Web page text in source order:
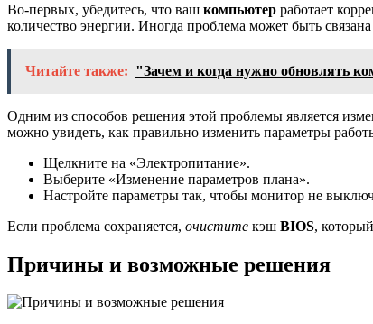
Во-первых, убедитесь, что ваш компьютер работает
количество энергии. Иногда проблема может быть
Читайте также: "Зачем и когда нужно обновлять
Одним из способов решения этой проблемы является
можно увидеть, как правильно изменить параметры
Щелкните на «Электропитание».
Выберите «Изменение параметров плана».
Настройте параметры так, чтобы монитор не
Если проблема сохраняется, очистите кэш BIOS,
Причины и возможные решения